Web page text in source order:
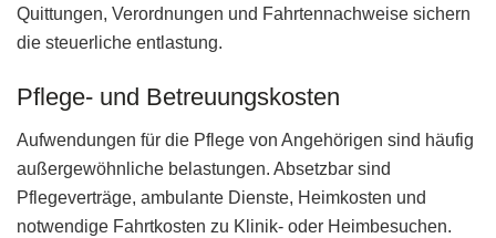
Quittungen, Verordnungen und Fahrtennachweise sichern
die steuerliche entlastung.
Pflege- und Betreuungskosten
Aufwendungen für die Pflege von Angehörigen sind häufig
außergewöhnliche belastungen. Absetzbar sind
Pflegeverträge, ambulante Dienste, Heimkosten und
notwendige Fahrtkosten zu Klinik- oder Heimbesuchen.